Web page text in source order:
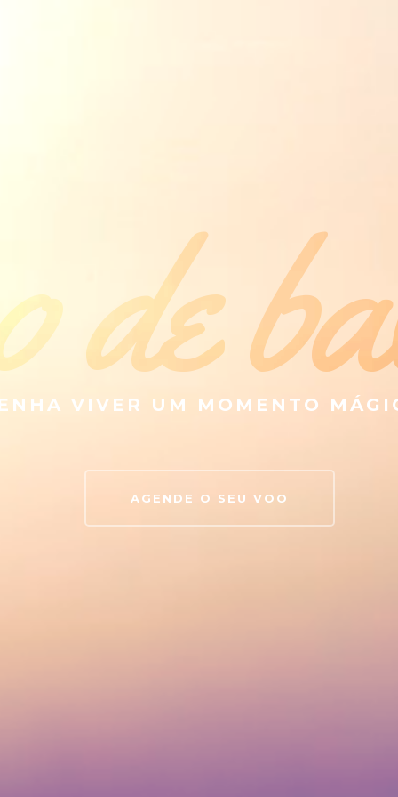
de
VIVER UM MOMENTO
AGENDE O SEU VOO